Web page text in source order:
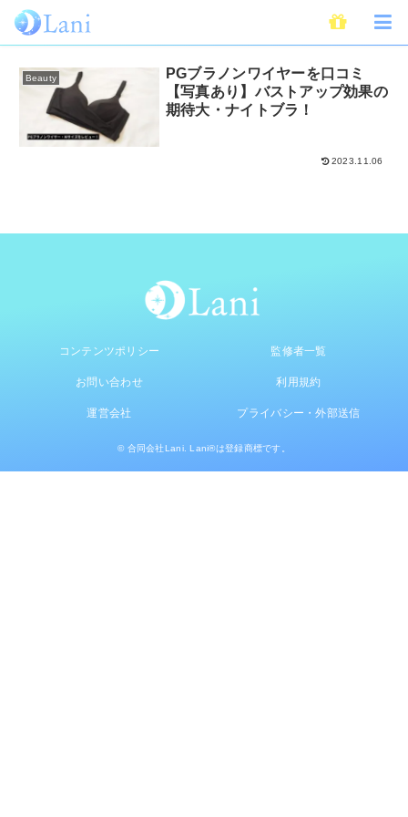
Lani編集部レビュー
Beauty
PGブラノンワイヤーを口コミ
【写真あり】バストアップ効果の
期待大・ナイトブラ！
2023.11.06
コンテンツポリシー 監修者一覧
お問い合わせ 利用規約
運営会社 プライバシー・外部送信
© 合同会社Lani. Lani®は登録商標です。